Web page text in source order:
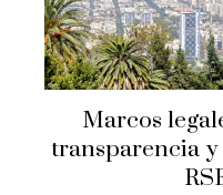
Marcos
transparencia